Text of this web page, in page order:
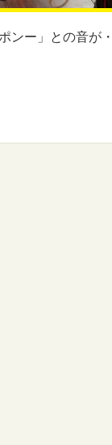
ンー」との音が